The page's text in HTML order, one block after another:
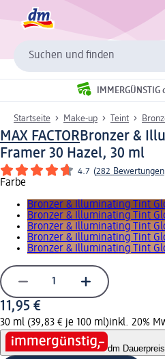
Suchen und finden
Startseite Make-up Teint
MAX FACTORBronzer &
Framer 30 Hazel, 30 ml
4.7 (282 Bewertungen
Farbe
Bronzer & Illuminating Tint
Bronzer & Illuminating Tint
Bronzer & Illuminating Tint
Bronzer & Illuminating Tint
Bronzer & Illuminating Tint
11,95 €
30 ml (39,83 € je 100 ml)inkl. 20%
dm Dauerpreis